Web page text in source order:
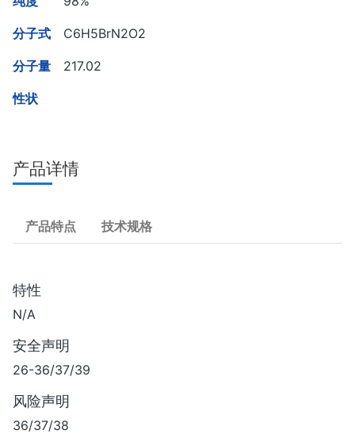
分子式 C6H5BrN2O2
分子量 217.02
性状
产品详情
产品特点 技术规格
特性
N/A
安全声明
26-36/37/39
风险声明
36/37/38